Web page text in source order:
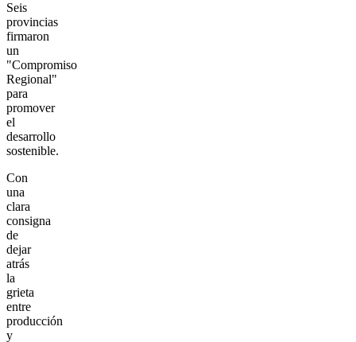
Seis
provincias
firmaron
un
"Compromiso
Regional"
para
promover
el
desarrollo
sostenible.
Con
una
clara
consigna
de
dejar
atrás
la
grieta
entre
producción
y